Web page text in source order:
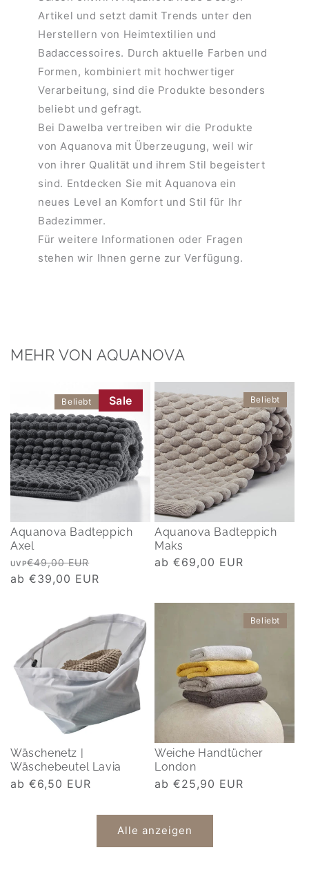
Artikel und setzt damit Trends unter den
Herstellern von Heimtextilien und
Badaccessoires. Durch aktuelle Farben und
Formen, kombiniert mit hochwertiger
Verarbeitung, sind die Produkte besonders
beliebt und gefragt.
Bei Dawelba vertreiben wir die Produkte
von Aquanova mit Überzeugung, weil wir
von ihrer Qualität und ihrem Stil begeistert
sind. Entdecken Sie mit Aquanova ein
neues Level an Komfort und Stil für Ihr
Badezimmer.
Für weitere Informationen oder Fragen
stehen wir Ihnen gerne zur Verfügung.
MEHR VON AQUANOVA
Aquanova Badteppich
Axel
Normaler
Preis
UVP€49,00 EUR
Verkaufspreis
ab €39,00 EUR
Beliebt Sale
Aquanova Badteppich
Maks
Normaler
ab €69,00 EUR
Beliebt
Wäschenetz |
Wäschebeutel Lavia
Normaler
ab €6,50 EUR
Weiche Handtücher
London
Normaler
ab €25,90 EUR
Beliebt
Alle anzeigen